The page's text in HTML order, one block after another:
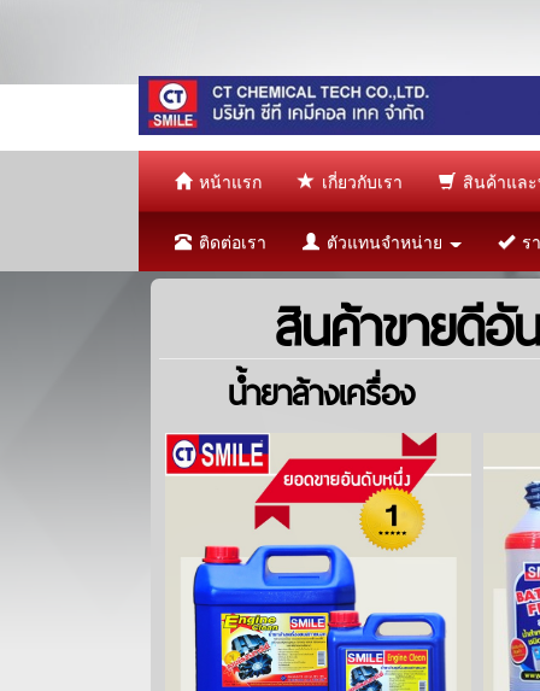
หน้าแรก เกี่ยวกับเรา สินค้าแล
ติดต่อเรา ตัวแทนจำหน่าย ร
สินค้าขายดีอั
น้ำยาล้างเครื่อง